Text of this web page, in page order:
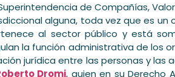
de Compañías,
alguna, toda vez que es
al sector público y está
la función administrativa de los
jurídica entre las personas y las
Dromi, quien en su Derecho